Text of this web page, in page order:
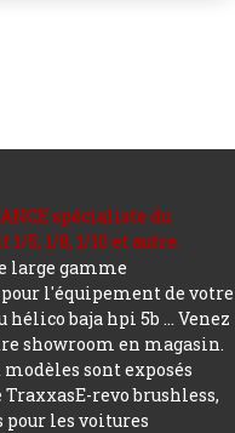
spécialiste du
5, 1/8, 1/10 et autre.
large gamme
pour l'équipement de votre
hélico baja hpi 5b ... Venez
showroom en magasin.
sont exposés
revo brushless,
pour les voitures